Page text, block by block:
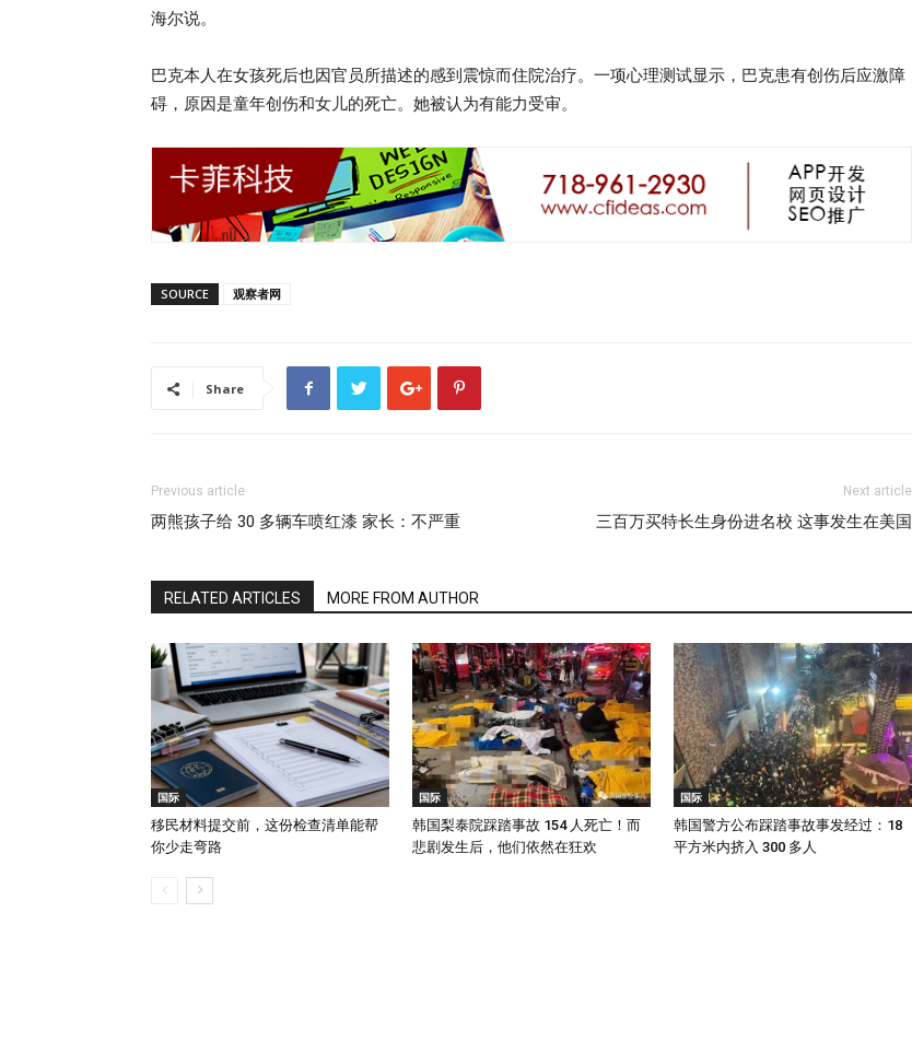
海尔说。
巴克本人在女孩死后也因官员所描述的感到震惊而住院治疗。一项心理测试显示，巴克患有创伤后应激障
碍，原因是童年创伤和女儿的死亡。她被认为有能力受审。
SOURCE 观察者网
Share
Previous article
两熊孩子给 30 多辆车喷红漆 家长：不严重
Next article
三百万买特长生身份进名校 这事发生在美国
RELATED ARTICLES MORE FROM AUTHOR
国际
移民材料提交前，这份检查清单能帮
你少走弯路
国际
韩国梨泰院踩踏事故 154 人死亡！而
悲剧发生后，他们依然在狂欢
国际
韩国警方公布踩踏事故事发经过：18
平方米内挤入 300 多人